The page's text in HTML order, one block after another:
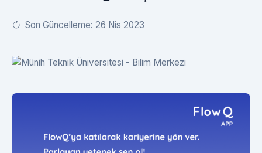
Son Güncelleme: 26 Nis 2023